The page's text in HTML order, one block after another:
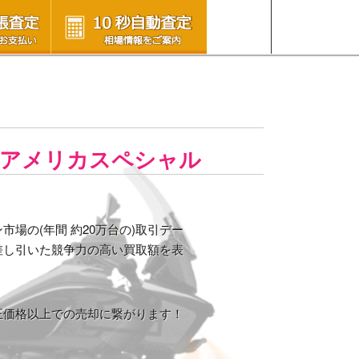
メリカスペシャル
場の(年間 約20万台の)取引デー
引いた競争力の高い買取額を表
格以上での売却に繋がります！